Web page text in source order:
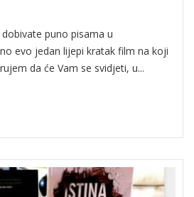
puno pisama u
evo jedan lijepi kratak film na koji
da će Vam se svidjeti, u...